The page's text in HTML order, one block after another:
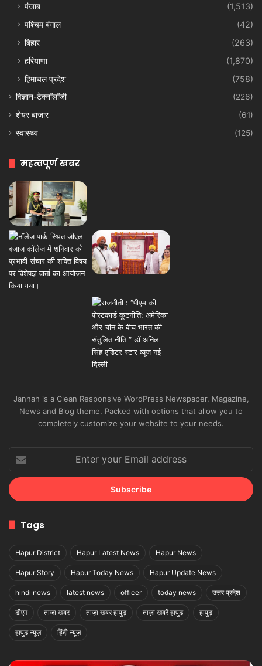
पंजाब
(1,513)
पश्चिम बंगाल
(42)
बिहार
(263)
हरियाणा
(1,870)
हिमाचल प्रदेश
(758)
विज्ञान-टेक्नॉलॉजी
(226)
शेयर बाज़ार
(61)
स्वास्थ्य
(125)
महत्वपूर्ण खबर
Jannah is a Clean Responsive WordPress Newspaper, Magazine,
News and Blog theme. Packed with options that allow you to
completely customize your website to your needs.
your
Email
address
Tags
Hapur District Hapur Latest News Hapur News
Hapur Story Hapur Today News Hapur Update News
hindi news latest news officer today news उत्तर प्रदेश
डीएम ताजा खबर ताज़ा खबर हापुड़ ताज़ा खबरें हापुड़ हापुड़
हापुड़ न्यूज़ हिंदी न्यूज़